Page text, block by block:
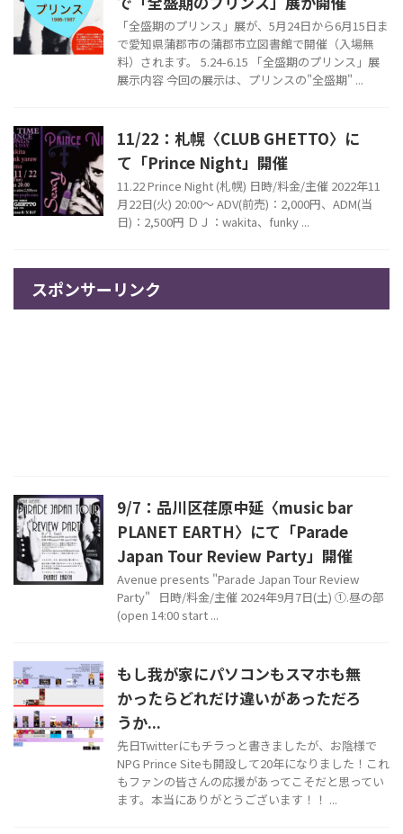
「全盛期のプリンス」展が、5月24日から6月15日ま
で愛知県蒲郡市の蒲郡市立図書館で開催（入場無
料）されます。 5.24-6.15 「全盛期のプリンス」展
展示内容 今回の展示は、プリンスの"全盛期" ...
11/22：札幌〈CLUB GHETTO〉に
て「Prince Night」開催
11.22 Prince Night (札幌) 日時/料金/主催 2022年11
月22日(火) 20:00～ ADV(前売)：2,000円、ADM(当
日)：2,500円 ＤＪ：wakita、funky ...
スポンサーリンク
9/7：品川区荏原中延〈music bar
PLANET EARTH〉にて「Parade
Japan Tour Review Party」開催
Avenue presents "Parade Japan Tour Review
Party" 日時/料金/主催 2024年9月7日(土) ①.昼の部
(open 14:00 start ...
もし我が家にパソコンもスマホも無
かったらどれだけ違いがあっただろ
うか...
先日Twitterにもチラっと書きましたが、お陰様で
NPG Prince Siteも開設して20年になりました！これ
もファンの皆さんの応援があってこそだと思ってい
ます。本当にありがとうございます！！ ...